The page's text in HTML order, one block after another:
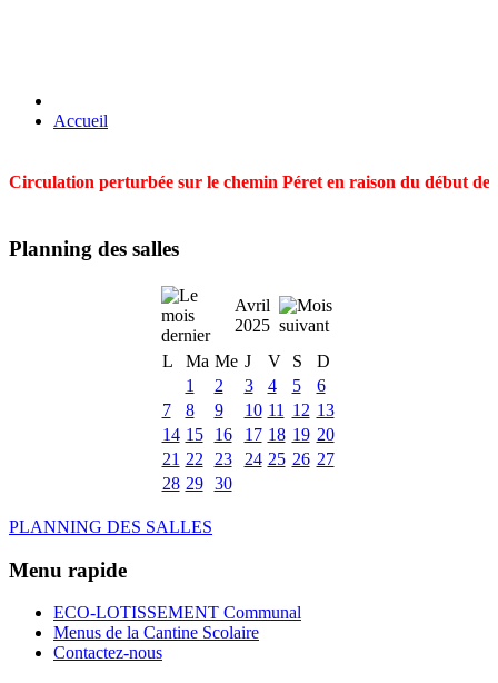
Accueil
Circulation perturbée sur le chemin Péret en raison du début
Planning des salles
Avril
2025
L
Ma Me J V S
D
1
2 3 4 5
6
7
8 9 10 11 12 13
14 15 16 17 18 19 20
21 22 23 24 25 26 27
28 29 30
PLANNING DES SALLES
Menu rapide
ECO-LOTISSEMENT Communal
Menus de la Cantine Scolaire
Contactez-nous